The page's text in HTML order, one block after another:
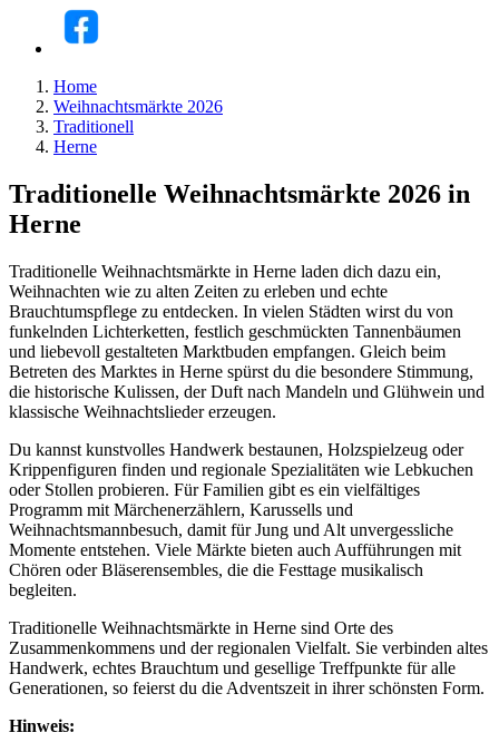
Home
Weihnachtsmärkte 2026
Traditionell
Herne
Traditionelle Weihnachtsmärkte 2026 in
Herne
Traditionelle Weihnachtsmärkte in Herne laden dich dazu ein,
Weihnachten wie zu alten Zeiten zu erleben und echte
Brauchtumspflege zu entdecken. In vielen Städten wirst du von
funkelnden Lichterketten, festlich geschmückten Tannenbäumen
und liebevoll gestalteten Marktbuden empfangen. Gleich beim
Betreten des Marktes in Herne spürst du die besondere Stimmung,
die historische Kulissen, der Duft nach Mandeln und Glühwein und
klassische Weihnachtslieder erzeugen.
Du kannst kunstvolles Handwerk bestaunen, Holzspielzeug oder
Krippenfiguren finden und regionale Spezialitäten wie Lebkuchen
oder Stollen probieren. Für Familien gibt es ein vielfältiges
Programm mit Märchenerzählern, Karussells und
Weihnachtsmannbesuch, damit für Jung und Alt unvergessliche
Momente entstehen. Viele Märkte bieten auch Aufführungen mit
Chören oder Bläserensembles, die die Festtage musikalisch
begleiten.
Traditionelle Weihnachtsmärkte in Herne sind Orte des
Zusammenkommens und der regionalen Vielfalt. Sie verbinden altes
Handwerk, echtes Brauchtum und gesellige Treffpunkte für alle
Generationen, so feierst du die Adventszeit in ihrer schönsten Form.
Hinweis: